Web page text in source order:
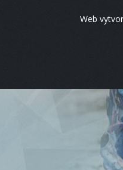
Web